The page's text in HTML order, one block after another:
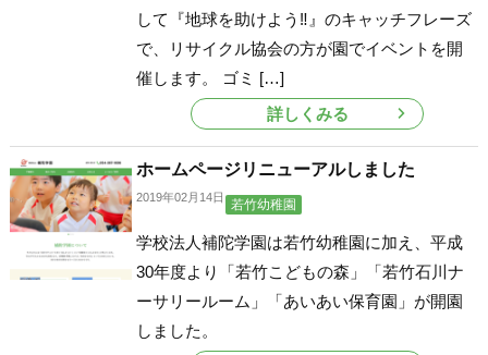
して『地球を助けよう‼』のキャッチフレーズ
で、リサイクル協会の方が園でイベントを開
催します。 ゴミ […]
詳しくみる
ホームページリニューアルしました
2019年02月14日 若竹幼稚園
学校法人補陀学園は若竹幼稚園に加え、平成
30年度より「若竹こどもの森」「若竹石川ナ
ーサリールーム」「あいあい保育園」が開園
しました。